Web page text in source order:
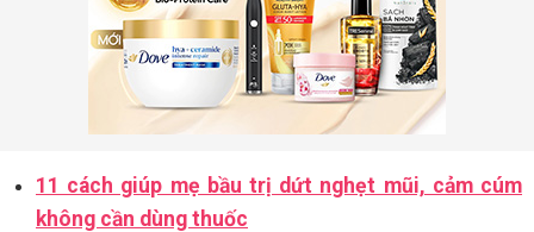
11 cách giúp mẹ bầu trị dứt nghẹt mũi, cảm cúm
không cần dùng thuốc